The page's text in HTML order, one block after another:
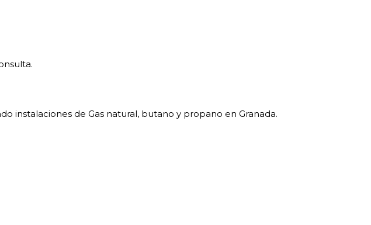
instalaciones de Gas natural, butano y propano en Granada.